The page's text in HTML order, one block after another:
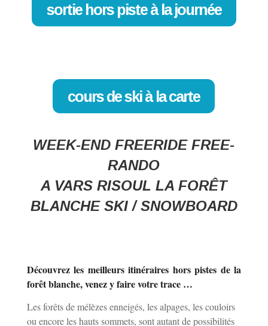
sortie hors piste à la journée
cours de ski à la carte
WEEK-END FREERIDE FREE-
RANDO
A VARS RISOUL LA FORÊT
BLANCHE SKI / SNOWBOARD
Découvrez les meilleurs itinéraires hors pistes de la
forêt blanche, venez y faire votre trace …
Les forêts de mélèzes enneigés, les alpages, les couloirs
ou encore les hauts sommets, sont autant de possibilités